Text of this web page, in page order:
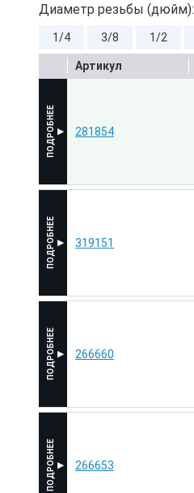
Диаметр резьбы (дюйм):
1/4 3/8 1/2
Артикул
319151
281854
266660
266653